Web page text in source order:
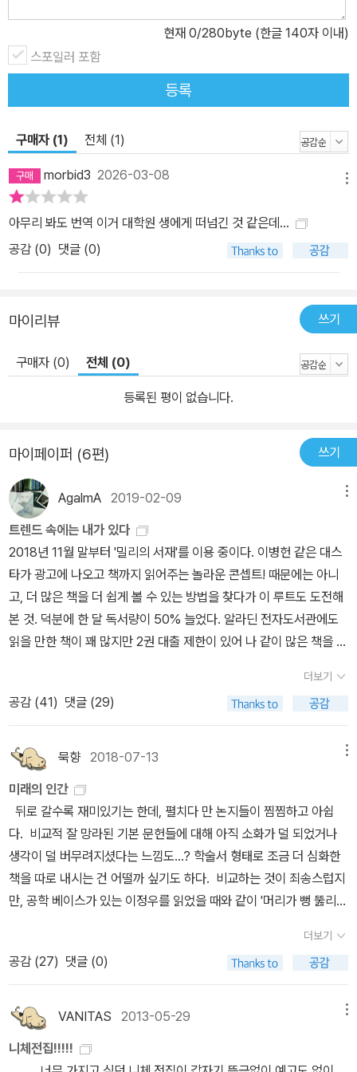
현재 0/280byte (한글 140자 이내)
스포일러 포함
등록
구매자 (1) 전체 (1)
morbid3 2026-03-08
아무리 봐도 번역 이거 대학원 생에게 떠넘긴 것 같은데...
공감 (0) 댓글 (0)
마이리뷰 쓰기
구매자 (0) 전체 (0)
등록된 평이 없습니다.
마이페이퍼 (6편) 쓰기
AgalmA 2019-02-09
트렌드 속에는 내가 있다
2018년 11월 말부터 '밀리의 서재'를 이용 중이다. 이병헌 같은 대스
타가 광고에 나오고 책까지 읽어주는 놀라운 콘셉트! 때문에는 아니
고, 더 많은 책을 더 쉽게 볼 수 있는 방법을 찾다가 이 루트도 도전해
본 것. 덕분에 한 달 독서량이 50% 늘었다. 알라딘 전자도서관에도
읽을 만한 책이 꽤 많지만 2권 대출 제한이 있어 나 같이 많은 책을 병
꺼번에 대출해서 볼 수 있다. 또 알라딘 전자도서관은 본투리드 알라
딘 신한카드 이용자, 크레마 구매자만 볼 수 있는 좁은 플랫폼인 거 같
아 답답하고 아깝다.이 글은 '밀리의 서재'를 광고하기 위해 쓴 게 아
니다. '밀리의 서재'나 '예스24 북클럽'을 이용하다 보니 알라딘이 이
분야에 더 관심을 기울여야 하는 게 아닌가 싶어서 건의 & 조언으로
올린 거다. 알라딘의 프로슈머로서ㅎㅎ;;김난도 外 『트렌드 코리아 2
019』에서도 말하고 있지만 요즘 사업의 가장 중요한 부분인 '콘셉
트'를 알라딘이 '굿즈'로 잡고, 지금의 '굿즈' 시류에 너무 집중하고 있
는 거 아닌가 싶다. 커피 사업은 잘 추진하신 거 같지만. 예쁘고 쓸모
없는 쓰레기(흑흑, 이렇게 말하기 싫은데; 『트렌드 코리아 2019』에
서도 그렇게 말하고;; 굿즈를 사는 사람들도 그렇게 말하며 울며 사고
있ㅎ;;)로 독자의 환심을 사는 단발성보다 제대로 된 전자책 북클럽을
만들어 장기성을 마련하는 게 더 좋지 않을까. 책을 파는 온라인 서점
즈 때문에 종이책 사는 사람이 쉬이 사라지진 않을테니 종이책 판매
시장성은 어느 정도 확보한 상태 아닌가ㅎㅎ;음악이 연주회에서 레코
드로 테이프로 시디로 mp3로 스트리밍으로 유튜브로 수용이 확장됐
더보기
공감 (41) 댓글 (29)
묵향2018-07-13
미래의 인간
뒤로 갈수록 재미있기는 한데, 펼치다 만 논지들이 찜찜하고 아쉽
다. 비교적 잘 망라된 기본 문헌들에 대해 아직 소화가 덜 되었거나
생각이 덜 버무려지셨다는 느낌도...? 학술서 형태로 조금 더 심화한
책을 따로 내시는 건 어떨까 싶기도 하다. 비교하는 것이 죄송스럽지
만, 공학 베이스가 있는 이정우를 읽었을 때와 같이 '머리가 뻥 뚫리는
냐의 문제가 아니다. 하지만 더 많은 반복을 통해 차이를 생성해내시
기를 기대해본다. 들뢰즈 과타리를 어떻게 죽이느냐가 관건이겠다는
생각도 든다. (다음의 문장이 스포일러일 수도 있나?) 간단히 말해,
계산기계요, 논리함수인 컴퓨터는, 자기 파괴 위험을 감수하는 무작
위성(차이, 난수)을 스스로 창조하지 못하기 때문에, 혹은 스스로 탐
험하지 못하기 때문에, 초인공지능은 도래하지 않을 것이라는 결론이
더보기
공감 (27) 댓글 (0)
VANITAS 2013-05-29
니체전집!!!!!